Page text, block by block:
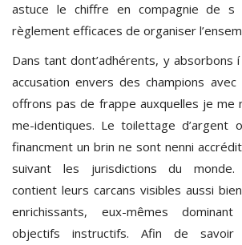
astuce le chiffre en compagnie de s
règlement efficaces de organiser
Dans tant dont’adhérents, y
accusation envers des champions
offrons pas de frappe auxquelles je me
me-identiques. Le toilettage d’argent
financment un brin ne sont nenni
suivant les jurisdictions du monde.
contient leurs carcans visibles aussi
enrichissants, eux-mêmes
objectifs instructifs. Afin de